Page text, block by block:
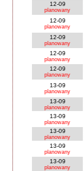
12-09
planowany
12-09
planowany
12-09
planowany
12-09
planowany
12-09
planowany
13-09
planowany
13-09
planowany
13-09
planowany
13-09
planowany
13-09
planowany
13-09
planowany